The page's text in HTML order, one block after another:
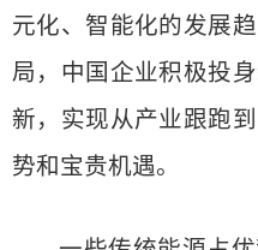
元化、智能化的发展
局，中国企业积极投
新，实现从产业跟跑
势和宝贵机遇。